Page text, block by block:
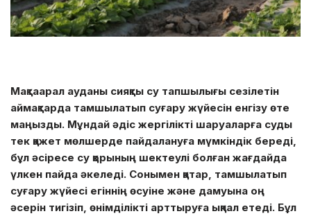
Мақтаарал ауданы сияқты су тапшылығы сезілетін
аймақтарда тамшылатып суғару жүйесін енгізу өте
маңызды. Мұндай әдіс жергілікті шаруаларға суды
тек қажет мөлшерде пайдалануға мүмкіндік береді,
бұл әсіресе су қорының шектеулі болған жағдайда
үлкен пайда әкеледі. Сонымен қатар, тамшылатып
суғару жүйесі егіннің өсуіне және дамуына оң
әсерін тигізіп, өнімділікті арттыруға ықпал етеді. Бұл